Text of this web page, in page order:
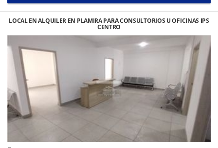
LOCAL EN ALQUILER EN PLAMIRA PARA CONSULTORIOS U OFICINAS IPS
CENTRO